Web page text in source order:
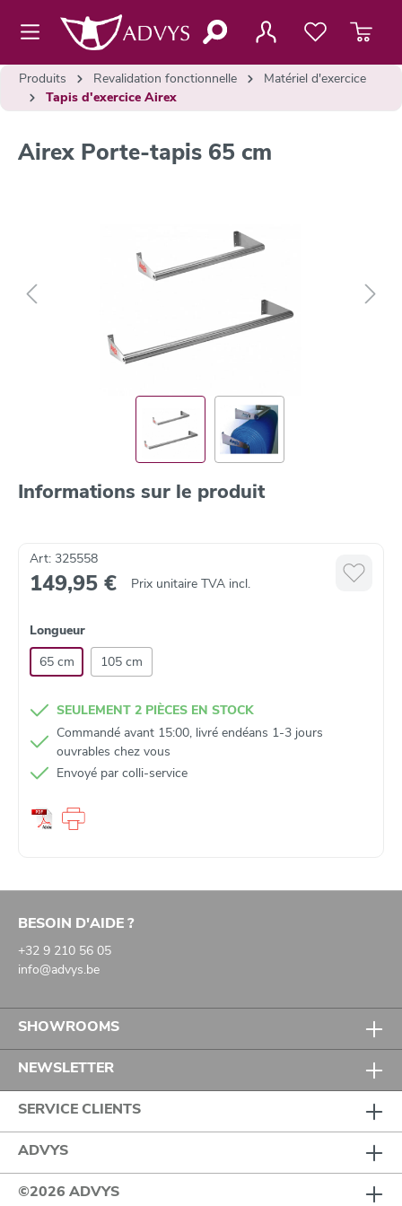
principal
Produits Revalidation fonctionnelle
Matériel d'exercice
Tapis d'exercice Airex
Airex Porte-tapis 65 cm
Informations sur le produit
Art: 325558
149,95 € Prix unitaire TVA incl.
Longueur
65 cm
105 cm
SEULEMENT 2 PIÈCES EN STOCK
Commandé avant 15:00, livré endéans 1-3 jours
ouvrables chez vous
Envoyé par colli‑service
BESOIN D'AIDE ?
+32 9 210 56 05
info@advys.be
SHOWROOMS
NEWSLETTER
SERVICE CLIENTS
ADVYS
©2026 ADVYS